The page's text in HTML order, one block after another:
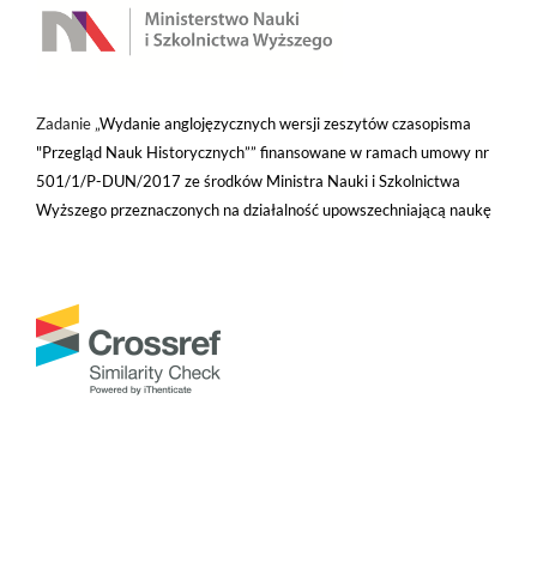
Zadanie „Wydanie anglojęzycznych wersji zeszytów czasopisma
"Przegląd Nauk Historycznych”” finansowane w ramach umowy nr
501/1/P-DUN/2017 ze środków Ministra Nauki i Szkolnictwa
Wyższego przeznaczonych na działalność upowszechniającą naukę